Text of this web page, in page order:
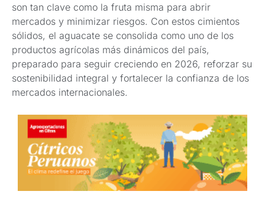
son tan clave como la fruta misma para abrir
mercados y minimizar riesgos. Con estos cimientos
sólidos, el aguacate se consolida como uno de los
productos agrícolas más dinámicos del país,
preparado para seguir creciendo en 2026, reforzar su
sostenibilidad integral y fortalecer la confianza de los
mercados internacionales.